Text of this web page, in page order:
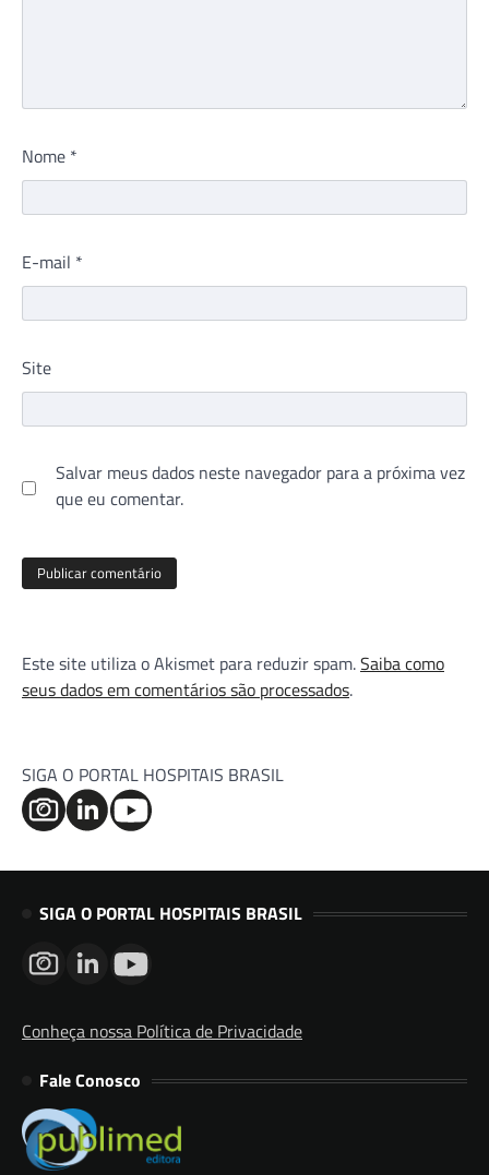
Nome *
E-mail *
Site
Salvar meus dados neste navegador para a próxima vez
que eu comentar.
Este site utiliza o Akismet para reduzir spam.Saiba como
seus dados em comentários são processados.
SIGA O PORTAL HOSPITAIS BRASIL
SIGA O PORTAL HOSPITAIS BRASIL
Conheça nossa Política de Privacidade
Fale Conosco